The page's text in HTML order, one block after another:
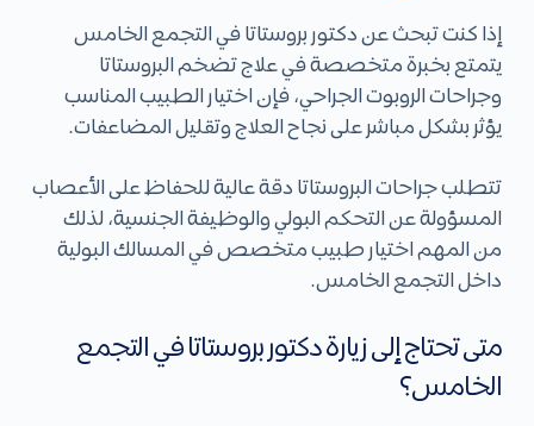
إذا كنت تبحث عندكتور بروستاتا في التجمع الخامس
يتمتع بخبرة متخصصة في علاج تضخم البروستاتا
وجراحات الروبوت الجراحي، فإن اختيار الطبيب المناسب
يؤثر بشكل مباشر على نجاح العلاج وتقليل المضاعفات.
تتطلب جراحات البروستاتا دقة عالية للحفاظ على الأعصاب
المسؤولة عن التحكم البولي والوظيفة الجنسية، لذلك
من المهم اختيار طبيب متخصص في المسالك البولية
داخل التجمع الخامس.
متى تحتاج إلى زيارة دكتور بروستاتا في التجمع
الخامس؟